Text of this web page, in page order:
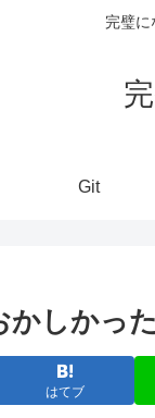
完璧に
Git
しかっ
はてブ